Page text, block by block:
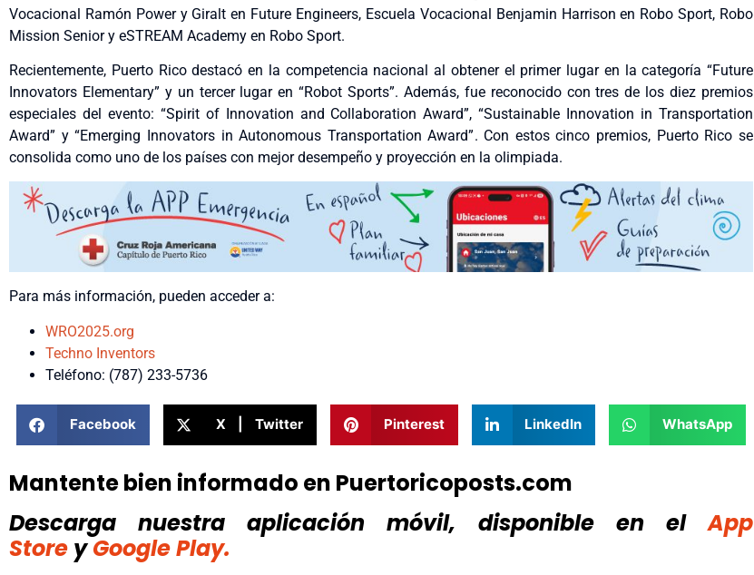
Vocacional Ramón Power y Giralt en Future Engineers, Escuela Vocacional Benjamin Harrison en Robo Sport, Robo
Mission Senior y eSTREAM Academy en Robo Sport.
Recientemente, Puerto Rico destacó en la competencia nacional al obtener el primer lugar en la categoría “Future
Innovators Elementary” y un tercer lugar en “Robot Sports”. Además, fue reconocido con tres de los diez premios
especiales del evento: “Spirit of Innovation and Collaboration Award”, “Sustainable Innovation in Transportation
Award” y “Emerging Innovators in Autonomous Transportation Award”. Con estos cinco premios, Puerto Rico se
consolida como uno de los países con mejor desempeño y proyección en la olimpiada.
Para más información, pueden acceder a:
WRO2025.org
Techno Inventors
Teléfono: (787) 233-5736
Facebook X | Twitter Pinterest LinkedIn WhatsApp
Mantente bien informado en Puertoricoposts.com
Descarga nuestra aplicación móvil, disponible
en el
App
Store y Google Play.